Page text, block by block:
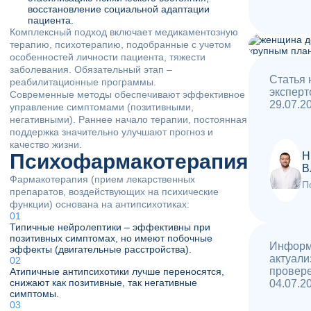
Устраняет причину, а не только симптомы
Доступность — часто бесплатные или
недорогие варианты
дают заметные результаты уже через 6-8
сеансов, что делает психотерапию
доступной для большинства людей.
Гибкий график — сеансы утром, вечером
или в выходные
Профилактика — экономит деньги на
лечении последствий нерешенных
проблем
восстановление социальной адаптации
пациента.
Комплексный подход включает медикаментозную
терапию, психотерапию, подобранные с учетом
особенностей личности пациента, тяжести
заболевания. Обязательный этап –
реабилитационные программы.
Современные методы обеспечивают эффективное
управление симптомами (позитивными,
негативными). Раннее начало терапии, постоянная
поддержка значительно улучшают прогноз и
качество жизни.
Психофармакотерапия
Фармакотерапия (прием лекарственных
препаратов, воздействующих на психические
функции) основана на антипсихотиках:
Типичные нейролептики – эффективны при
позитивных симптомах, но имеют побочные
эффекты (двигательные расстройства).
Атипичные антипсихотики лучше переносятся,
снижают как позитивные, так негативные
симптомы.
Статья